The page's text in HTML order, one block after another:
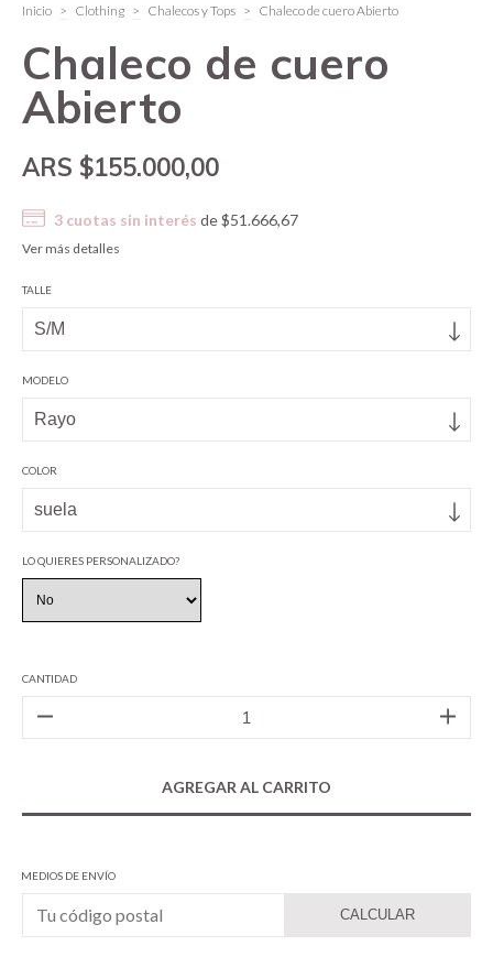
Inicio > Clothing > Chalecos y Tops > Chaleco de cuero Abierto
Chaleco de cuero
Abierto
$155.000,00
3cuotas sin interés de$51.666,67
Ver más detalles
TALLE
MODELO
COLOR
LO QUIERES PERSONALIZADO?
CANTIDAD
MEDIOS DE ENVÍO
CALCULAR